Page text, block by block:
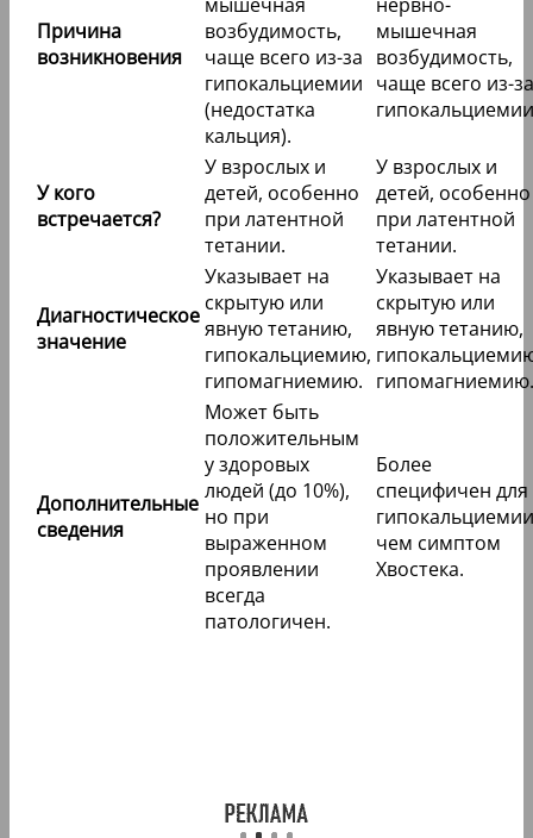
Причина
возникновения
возбудимость,
чаще всего из-за
гипокальциемии
(недостатка
кальция).
мышечная
возбудимость,
чаще всего из-за
У кого
встречается?
У взрослых и
детей, особенно
при латентной
тетании.
У взрослых и
детей, особенно
при латентной
тетании.
Диагностическое
значение
Указывает на
скрытую или
явную тетанию,
гипокальциемию,
гипомагниемию.
Указывает на
скрытую или
явную тетанию,
гипомагниемию.
Дополнительные
сведения
Может быть
положительным
у здоровых
людей (до 10%),
но при
выраженном
проявлении
всегда
патологичен.
Более
специфичен для
чем симптом
Хвостека.